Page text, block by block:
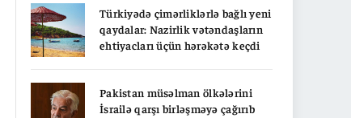
Türkiyədə çimərliklərlə bağlı yeni
qaydalar: Nazirlik vətəndaşların
ehtiyacları üçün hərəkətə keçdi
Pakistan müsəlman ölkələrini
İsrailə qarşı birləşməyə çağırıb